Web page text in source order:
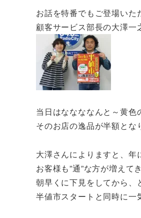
お話を特番でもご登場いた
顧客サービス部長の大澤一
当日はななななんと～黄
そのお店の逸品が半額とな
大澤さんによりますと、
お客様も”通”な方が増えてき
朝早くに下見をしてから、
半値市スタートと同時に一